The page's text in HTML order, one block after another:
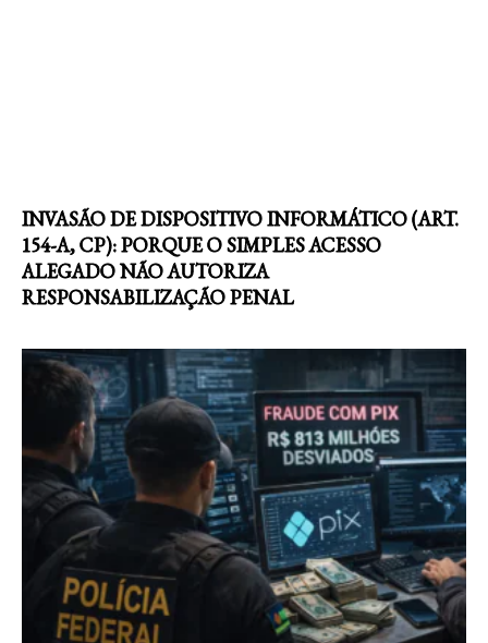
INVASÃO DE DISPOSITIVO INFORMÁTICO (ART.
154-A, CP): PORQUE O SIMPLES ACESSO
ALEGADO NÃO AUTORIZA
RESPONSABILIZAÇÃO PENAL